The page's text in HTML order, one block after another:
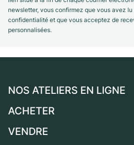
newsletter, vous confirmez que vous avez
confidentialité et que vous acceptez de
personnalisées.
NOS ATELIERS EN LIGNE
Allemagne
ACHETER
Toutes les montres de luxe
VENDRE